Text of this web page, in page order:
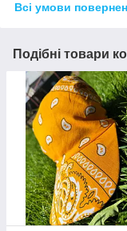
Всі умови
Подібні товари